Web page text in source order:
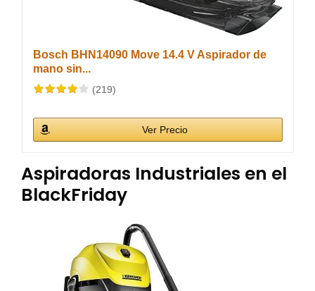
Bosch BHN14090 Move 14.4 V Aspirador de
mano sin...
(219)
Ver Precio
Aspiradoras Industriales en el
BlackFriday